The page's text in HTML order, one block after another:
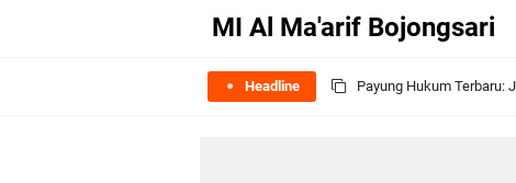
MI Al Ma'arif Bojongsari
Headline Payung Hukum Terbaru: